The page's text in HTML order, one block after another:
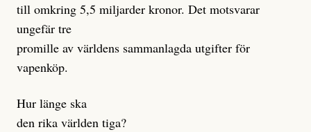
till omkring 5,5 miljarder kronor. Det motsvarar
ungefär tre
promille av världens sammanlagda utgifter för
vapenköp.
Hur länge ska
den rika världen tiga?